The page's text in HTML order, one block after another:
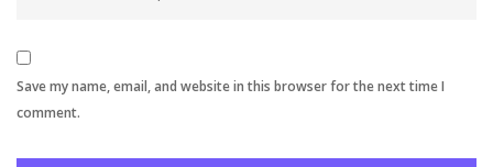
Save my name, email, and website in this browser for the next time I
comment.